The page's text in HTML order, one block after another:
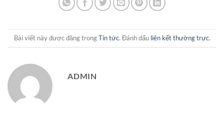
Bài viết này được đăng trongTin tức. Đánh dấu liên kết thường trực.
ADMIN